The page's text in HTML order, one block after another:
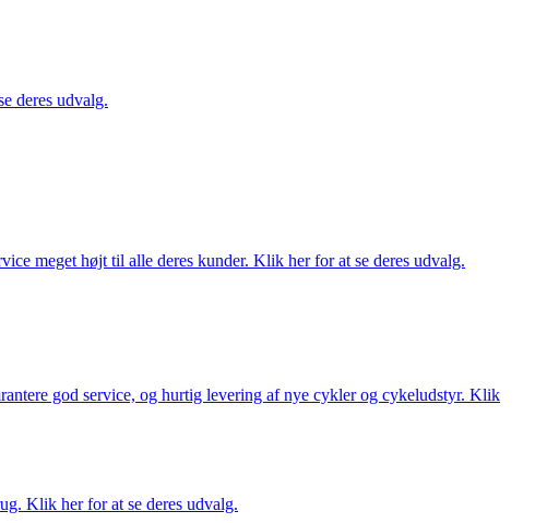
deres udvalg.
meget højt til alle deres kunder. Klik her for at se deres udvalg.
god service, og hurtig levering af nye cykler og cykeludstyr. Klik
Klik her for at se deres udvalg.